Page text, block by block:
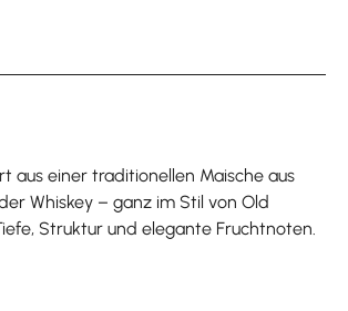
aus einer traditionellen Maische aus
Whiskey – ganz im Stil von Old
Struktur und elegante Fruchtnoten.